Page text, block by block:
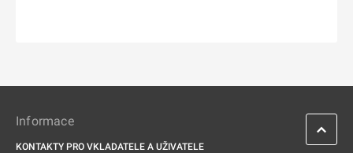
Informace
KONTAKTY PRO VKLADATELE A UŽIVATELE